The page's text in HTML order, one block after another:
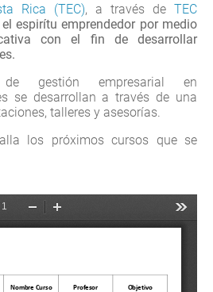
Rica (TEC), a través de TEC
espirítu emprendedor por medio
con el fin de desarrollar
de gestión empresarial en
se desarrollan a través de una
talleres y asesorías.
los próximos cursos que se